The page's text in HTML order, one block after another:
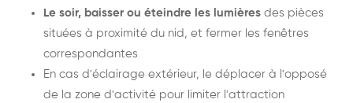
Le soir, baisser ou éteindre les lumières des pièces
situées à proximité du nid, et fermer les fenêtres
correspondantes
En cas d'éclairage extérieur, le déplacer à l'opposé
de la zone d'activité pour limiter l'attraction